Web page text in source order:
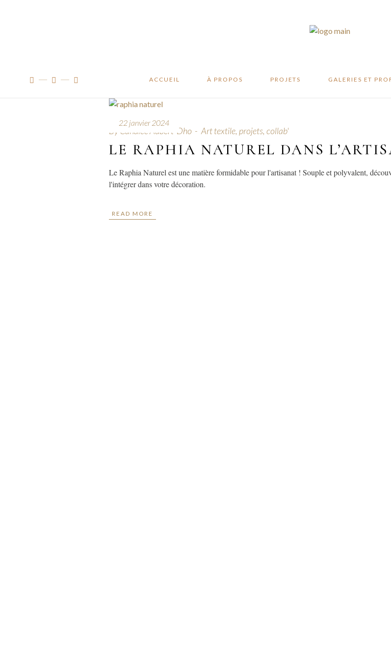
ACCUEIL À PROPOS
Traçabilité
À l’atelier
PROJETS GALERIES ET
22 janvier 2024
By Candice Aubert-Dho Art textile, projets, collab'
LE RAPHIA NATUREL DANS
Le Raphia Naturel est une matière formidable pour l'artisanat ! Souple et polyvalent,
l'intégrer dans votre décoration.
READ MORE